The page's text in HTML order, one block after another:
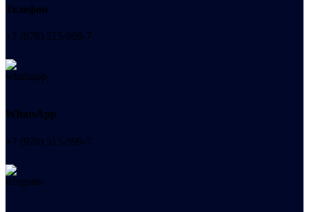
Телефон
+7 (978) 515-999-7
WhatsApp
+7 (978) 515-999-7